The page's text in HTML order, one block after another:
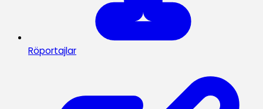
Röportajlar